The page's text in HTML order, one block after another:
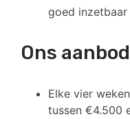
goed inzetbaar
Ons aanbod
Elke vier
tussen €4.500